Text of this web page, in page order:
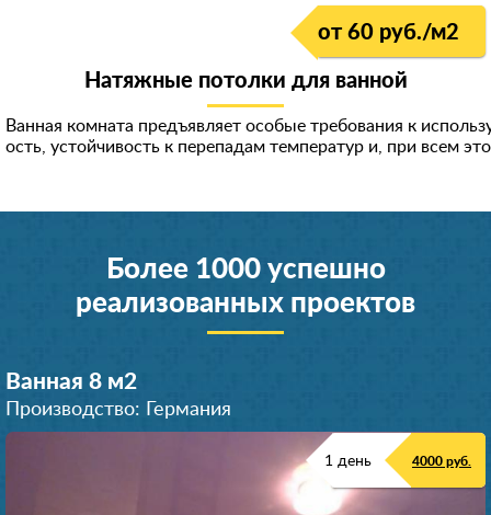
от 60 руб./м2
Натяжные потолки для ванной
Ванная комната предъявляет особые требования к
ость, устойчивость к перепадам температур и, при всем
Более 1000 успешно
реализованных проектов
Ванная 8 м2
Производство: Германия
1 день 4000 руб.